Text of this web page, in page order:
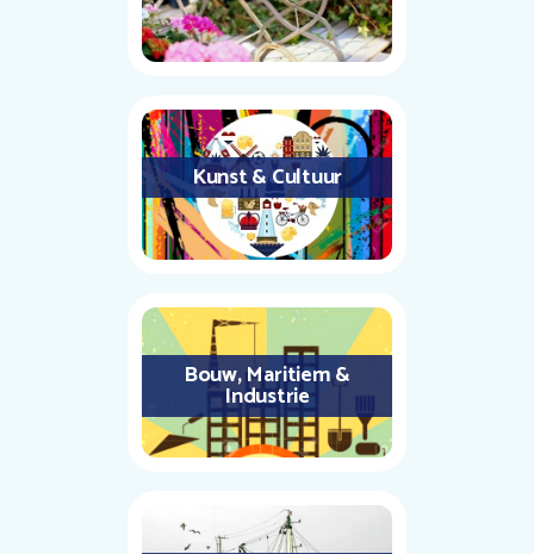
Kunst & Cultuur
Bouw, Maritiem &
Industrie